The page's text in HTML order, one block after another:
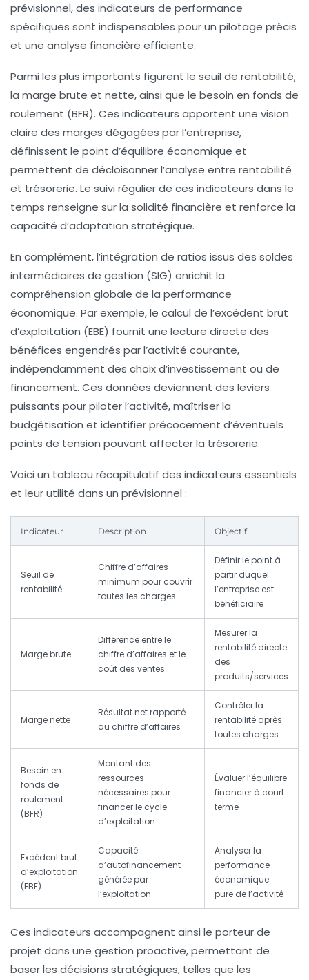
prévisionnel, des indicateurs de performance
spécifiques sont indispensables pour un pilotage précis
et une analyse financière efficiente.
Parmi les plus importants figurent le seuil de rentabilité,
la marge brute et nette, ainsi que le besoin en fonds de
roulement (BFR). Ces indicateurs apportent une vision
claire des marges dégagées par l’entreprise,
définissent le point d’équilibre économique et
permettent de décloisonner l’analyse entre rentabilité
et trésorerie. Le suivi régulier de ces indicateurs dans le
temps renseigne sur la solidité financière et renforce la
capacité d’adaptation stratégique.
En complément, l’intégration de ratios issus des soldes
intermédiaires de gestion (SIG) enrichit la
compréhension globale de la performance
économique. Par exemple, le calcul de l’excédent brut
d’exploitation (EBE) fournit une lecture directe des
bénéfices engendrés par l’activité courante,
indépendamment des choix d’investissement ou de
financement. Ces données deviennent des leviers
puissants pour piloter l’activité, maîtriser la
budgétisation et identifier précocement d’éventuels
points de tension pouvant affecter la trésorerie.
Voici un tableau récapitulatif des indicateurs essentiels
et leur utilité dans un prévisionnel :
Indicateur Description Objectif
Seuil de
rentabilité
Chiffre d’affaires
minimum pour couvrir
toutes les charges
Définir le point à
partir duquel
l’entreprise est
bénéficiaire
Marge brute
Différence entre le
chiffre d’affaires et le
coût des ventes
Mesurer la
rentabilité directe
des
produits/services
Marge nette
Résultat net rapporté
au chiffre d’affaires
Contrôler la
rentabilité après
toutes charges
Besoin en
fonds de
roulement
(BFR)
Montant des
ressources
nécessaires pour
financer le cycle
d’exploitation
Évaluer l’équilibre
financier à court
terme
Excédent brut
d’exploitation
(EBE)
Capacité
d’autofinancement
générée par
l’exploitation
Analyser la
performance
économique
pure de l’activité
Ces indicateurs accompagnent ainsi le porteur de
projet dans une gestion proactive, permettant de
baser les décisions stratégiques, telles que les